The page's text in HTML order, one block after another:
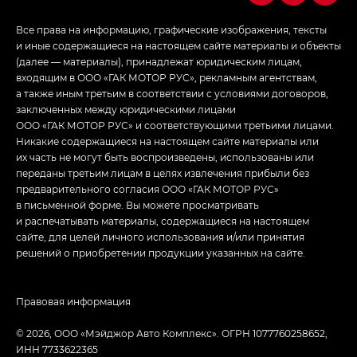
Все права на информацию, графические изображения, тексты
и иные содержащиеся на настоящем сайте материалы и объекты
(далее — материалы), принадлежат юридическим лицам,
входящим в ООО «ГАК МОТОР РУС», рекламным агентствам,
а также иным третьим в соответствии с условиями договоров,
заключенных между юридическими лицами
ООО «ГАК МОТОР РУС» и соответствующими третьими лицами.
Никакие содержащиеся на настоящем сайте материалы или
их часть не могут быть воспроизведены, использованы или
переданы третьим лицам в целях извлечения прибыли без
предварительного согласия ООО «ГАК МОТОР РУС»
в письменной форме. Вы можете просматривать
и распечатывать материалы, содержащиеся на настоящем
сайте, для целей личного использования и/или принятия
решений о приобретении продукции указанных на сайте.
© 2026, ООО «Мэйджор Авто Комплекс». ОГРН 1077760258652,
ИНН 7733622365
Правовая информация